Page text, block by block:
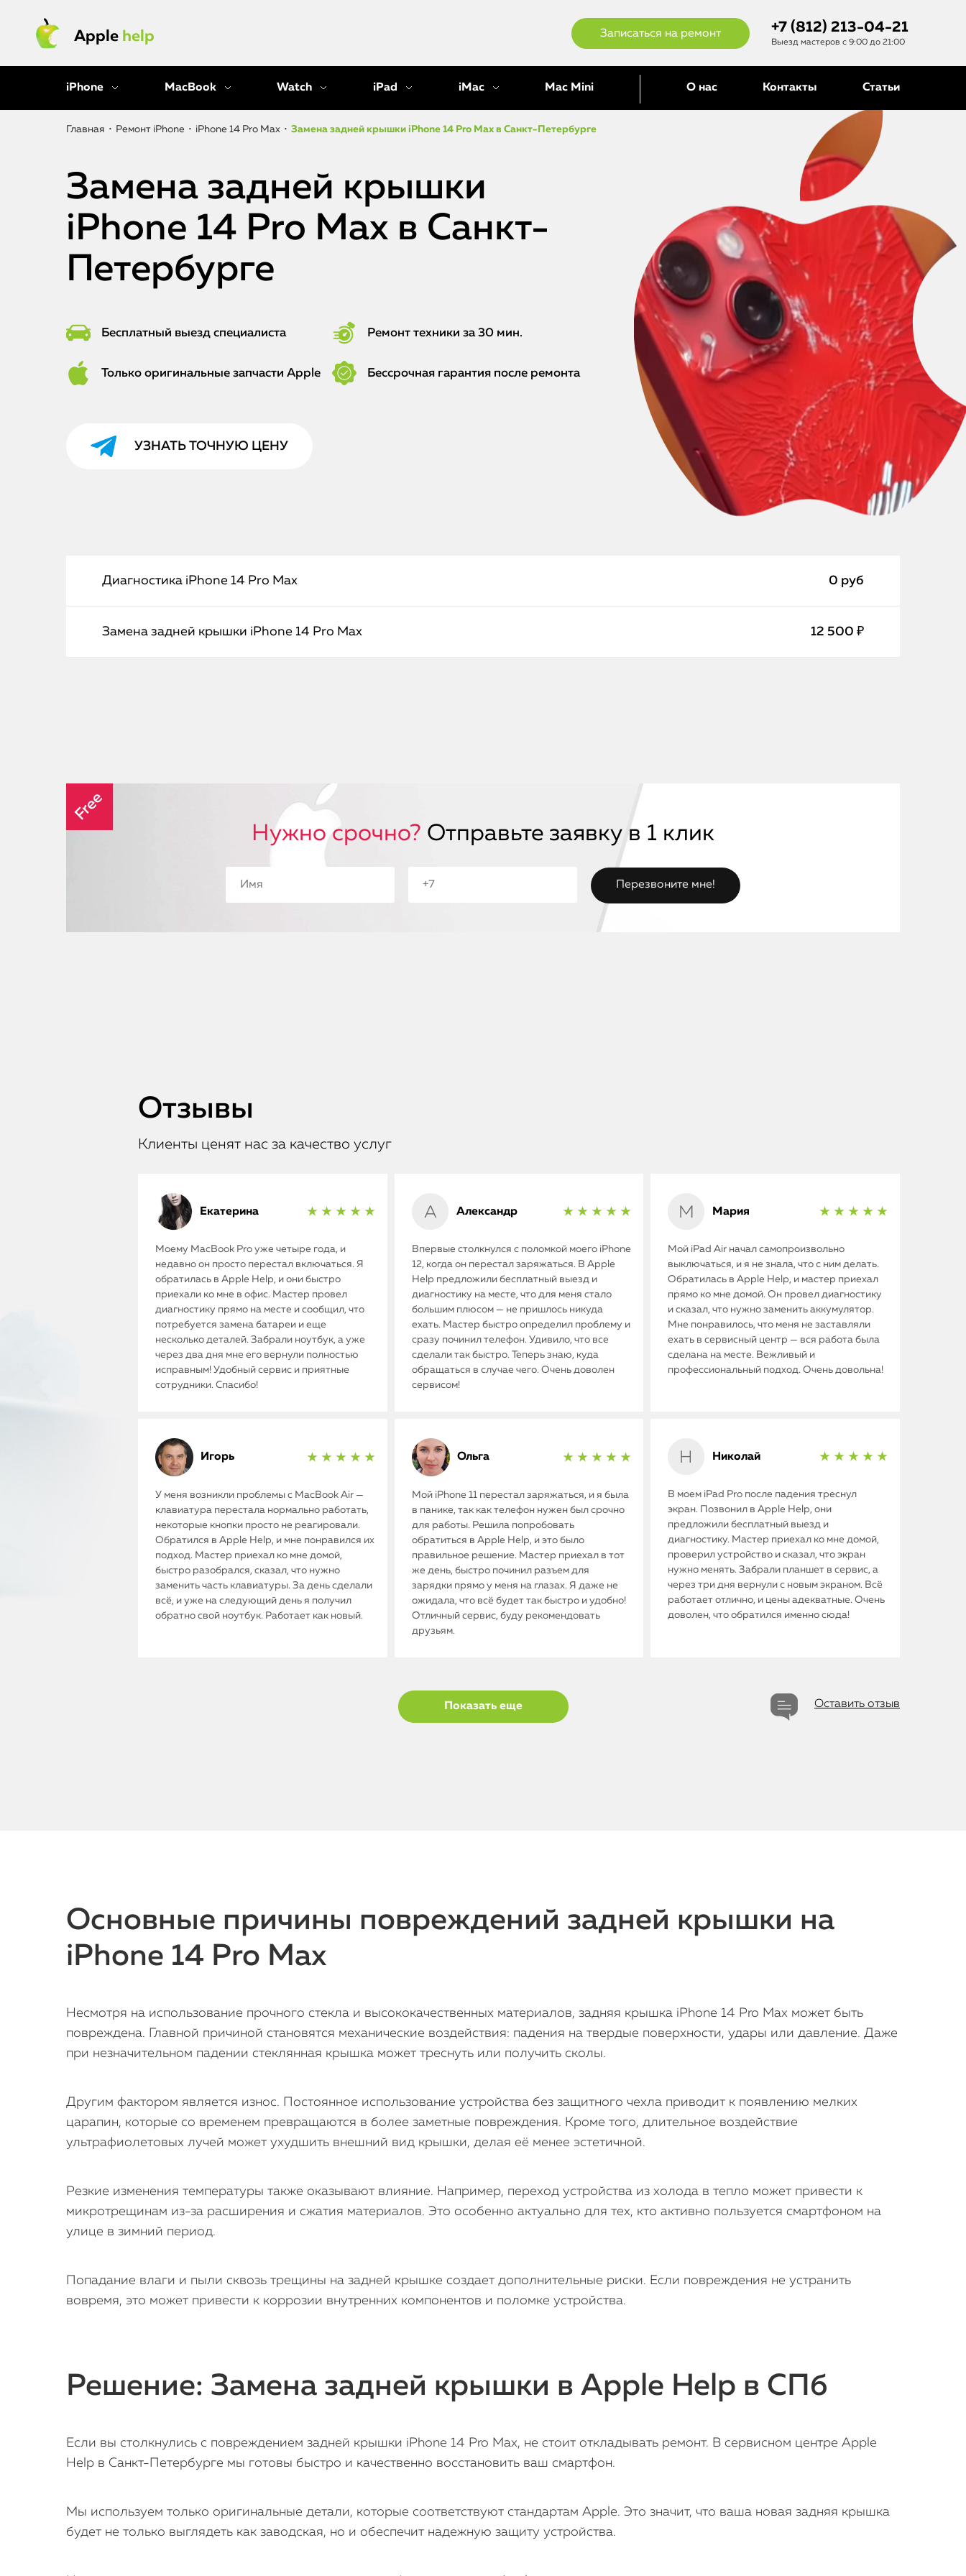
MacBook
Watch
iPad
iMac
Apple help Записаться на ремонт +7 (812) 213-04-21
Выезд мастеров с 9:00 до 21:00
iPhone MacBook Watch iPad iMac Mac Mini О нас Контакты Статьи
Главная • Ремонт iPhone • iPhone 14 Pro Max • Замена задней крышки iPhone 14 Pro Max в Санкт-Петербурге
Замена задней крышки
iPhone 14 Pro Max в Санкт-
Петербурге
Бесплатный выезд специалиста Ремонт техники за 30 мин.
Только оригинальные запчасти Apple Бессрочная гарантия после ремонта
УЗНАТЬ ТОЧНУЮ ЦЕНУ
Диагностика iPhone 14 Pro Max 0 руб
Замена задней крышки iPhone 14 Pro Max 12 500 ₽
Free
Нужно срочно? Отправьте заявку в 1 клик
Отзывы
Клиенты ценят нас за качество услуг
Екатерина ★ ★ ★ ★ ★
Моему MacBook Pro уже четыре года, и
недавно он просто перестал включаться. Я
обратилась в Apple Help, и они быстро
приехали ко мне в офис. Мастер провел
диагностику прямо на месте и сообщил, что
потребуется замена батареи и еще
несколько деталей. Забрали ноутбук, а уже
через два дня мне его вернули полностью
исправным! Удобный сервис и приятные
сотрудники. Спасибо!
Александр ★ ★ ★ ★ ★
Впервые столкнулся с поломкой моего iPhone
12, когда он перестал заряжаться. В Apple
Help предложили бесплатный выезд и
диагностику на месте, что для меня стало
большим плюсом — не пришлось никуда
ехать. Мастер быстро определил проблему и
сразу починил телефон. Удивило, что все
сделали так быстро. Теперь знаю, куда
обращаться в случае чего. Очень доволен
сервисом!
Мария ★ ★ ★ ★ ★
Мой iPad Air начал самопроизвольно
выключаться, и я не знала, что с ним делать.
Обратилась в Apple Help, и мастер приехал
прямо ко мне домой. Он провел диагностику
и сказал, что нужно заменить аккумулятор.
Мне понравилось, что меня не заставляли
ехать в сервисный центр — вся работа была
сделана на месте. Вежливый и
профессиональный подход. Очень довольна!
Игорь ★ ★ ★ ★ ★
У меня возникли проблемы с MacBook Air —
клавиатура перестала нормально работать,
некоторые кнопки просто не реагировали.
Обратился в Apple Help, и мне понравился их
подход. Мастер приехал ко мне домой,
быстро разобрался, сказал, что нужно
заменить часть клавиатуры. За день сделали
всё, и уже на следующий день я получил
обратно свой ноутбук. Работает как новый.
Ольга ★ ★ ★ ★ ★
Мой iPhone 11 перестал заряжаться, и я была
в панике, так как телефон нужен был срочно
для работы. Решила попробовать
обратиться в Apple Help, и это было
правильное решение. Мастер приехал в тот
же день, быстро починил разъем для
зарядки прямо у меня на глазах. Я даже не
ожидала, что всё будет так быстро и удобно!
Отличный сервис, буду рекомендовать
друзьям.
Николай ★ ★ ★ ★ ★
В моем iPad Pro после падения треснул
экран. Позвонил в Apple Help, они
предложили бесплатный выезд и
диагностику. Мастер приехал ко мне домой,
проверил устройство и сказал, что экран
нужно менять. Забрали планшет в сервис, а
через три дня вернули с новым экраном. Всё
работает отлично, и цены адекватные. Очень
доволен, что обратился именно сюда!
Показать еще Оставить отзыв
Основные причины повреждений задней крышки на
iPhone 14 Pro Max
Несмотря на использование прочного стекла и высококачественных материалов, задняя крышка iPhone 14 Pro Max может быть
повреждена. Главной причиной становятся механические воздействия: падения на твердые поверхности, удары или давление. Даже
при незначительном падении стеклянная крышка может треснуть или получить сколы.
Другим фактором является износ. Постоянное использование устройства без защитного чехла приводит к появлению мелких
царапин, которые со временем превращаются в более заметные повреждения. Кроме того, длительное воздействие
ультрафиолетовых лучей может ухудшить внешний вид крышки, делая её менее эстетичной.
Резкие изменения температуры также оказывают влияние. Например, переход устройства из холода в тепло может привести к
микротрещинам из-за расширения и сжатия материалов. Это особенно актуально для тех, кто активно пользуется смартфоном на
улице в зимний период.
Попадание влаги и пыли сквозь трещины на задней крышке создает дополнительные риски. Если повреждения не устранить
вовремя, это может привести к коррозии внутренних компонентов и поломке устройства.
Решение: Замена задней крышки в Apple Help в СПб
Если вы столкнулись с повреждением задней крышки iPhone 14 Pro Max, не стоит откладывать ремонт. В сервисном центре Apple
Help в Санкт-Петербурге мы готовы быстро и качественно восстановить ваш смартфон.
Мы используем только оригинальные детали, которые соответствуют стандартам Apple. Это значит, что ваша новая задняя крышка
будет не только выглядеть как заводская, но и обеспечит надежную защиту устройства.